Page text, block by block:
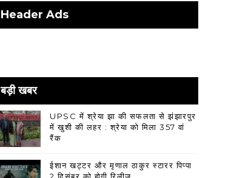
Header Ads
बड़ी खबर
UPSC में श्रेया झा की सफलता से झंझारपुर
में खुशी की लहर : श्रेया को मिला 357 वां
रैंक
ईशान खट्टर और मृणाल ठाकुर स्टारर पिप्पा